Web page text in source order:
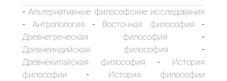
-Альтернативные философские исследования
-Антропология - Восточная философия -
Древнегреческая философия -
Древнеиндийская философия -
Древнекитайская философия - История
философии - История философии